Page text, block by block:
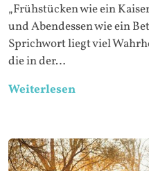
„Frühstücken wie ein
und Abendessen wie ein
Sprichwort liegt viel
die in der…
Weiterlesen